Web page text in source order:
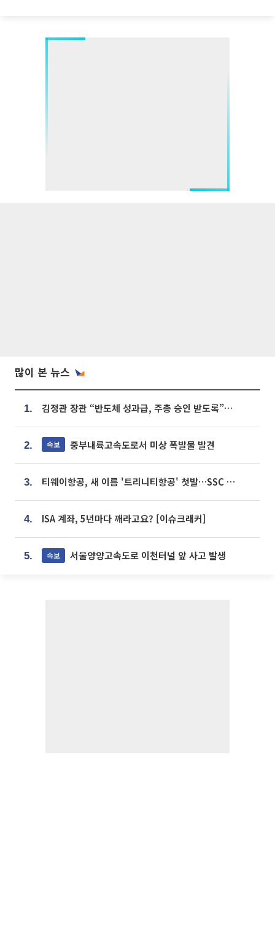
많이 본 뉴스
1. 김정관 장관 “반도체 성과급, 주총 승인 받도록”…상법·자본시장법 개정 시사
2. 속보 중부내륙고속도로서 미상 폭발물 발견
3. 티웨이항공, 새 이름 '트리니티항공' 첫발…SSC 전략 본격화
4. ISA 계좌, 5년마다 깨라고요? [이슈크래커]
5. 속보 서울양양고속도로 이천터널 앞 사고 발생